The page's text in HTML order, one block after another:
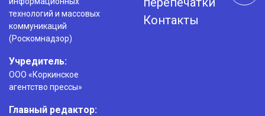
технологий и массовых
коммуникаций
(Роскомнадзор)
Учредитель:
ООО «Коркинское
агентство прессы»
Главный редактор:
Контакты